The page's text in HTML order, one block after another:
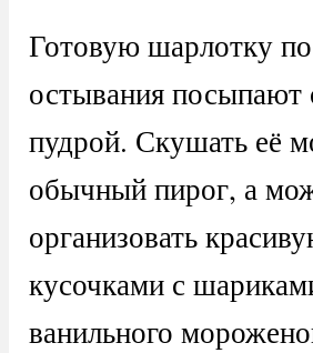
Готовую шарлотку
остывания посыпают
пудрой. Скушать её
обычный пирог, а
организовать
кусочками с
ванильного